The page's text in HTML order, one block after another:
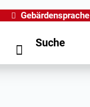
Gebärdensprache
Suche